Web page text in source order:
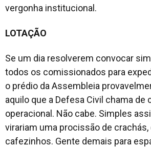
vergonha institucional.
LOTAÇÃO
Se um dia resolverem convocar
todos os comissionados para
o prédio da Assembleia
aquilo que a Defesa Civil chama de
operacional. Não cabe. Simples
virariam uma procissão de crachás,
cafezinhos. Gente demais para